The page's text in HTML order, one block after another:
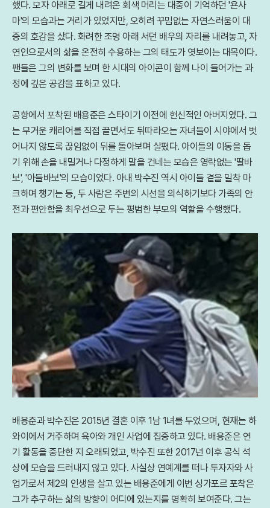
했다. 모자 아래로 길게 내려온 회색 머리는 대중이 기억하던 '욘사
마'의 모습과는 거리가 있었지만, 오히려 꾸밈없는 자연스러움이 대
중의 호감을 샀다. 화려한 조명 아래 서던 배우의 자리를 내려놓고, 자
연인으로서의 삶을 온전히 수용하는 그의 태도가 엿보이는 대목이다.
팬들은 그의 변화를 보며 한 시대의 아이콘이 함께 나이 들어가는 과
정에 깊은 공감을 표하고 있다.
공항에서 포착된 배용준은 스타이기 이전에 헌신적인 아버지였다. 그
는 무거운 캐리어를 직접 끌면서도 뒤따라오는 자녀들이 시야에서 벗
어나지 않도록 끊임없이 뒤를 돌아보며 살폈다. 아이들의 이동을 돕
기 위해 손을 내밀거나 다정하게 말을 건네는 모습은 영락없는 '딸바
보', '아들바보'의 모습이었다. 아내 박수진 역시 아이들 곁을 밀착 마
크하며 챙기는 등, 두 사람은 주변의 시선을 의식하기보다 가족의 안
전과 편안함을 최우선으로 두는 평범한 부모의 역할을 수행했다.
배용준과 박수진은 2015년 결혼 이후 1남 1녀를 두었으며, 현재는 하
와이에서 거주하며 육아와 개인 사업에 집중하고 있다. 배용준은 연
기 활동을 중단한 지 오래되었고, 박수진 또한 2017년 이후 공식 석
상에 모습을 드러내지 않고 있다. 사실상 연예계를 떠나 투자자와 사
업가로서 제2의 인생을 살고 있는 배용준에게 이번 싱가포르 포착은
그가 추구하는 삶의 방향이 어디에 있는지를 명확히 보여준다. 그는